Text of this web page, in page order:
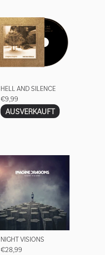
HELL AND SILENCE
€9,99
AUSVERKAUFT
NIGHT VISIONS
€28,99